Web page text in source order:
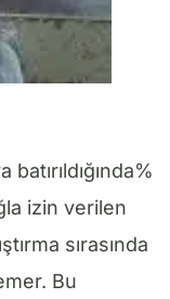
izin verilen
sırasında
Bu